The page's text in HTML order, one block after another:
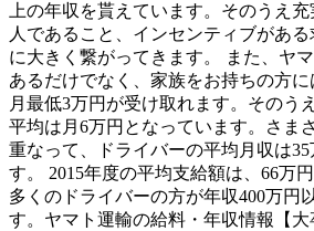
上の年収を貰えています。そのうえ
人であること、インセンティブがあ
に大きく繋がってきます。 また、ヤ
あるだけでなく、家族をお持ちの方
月最低3万円が受け取れます。そのう
平均は月6万円となっています。さま
重なって、ドライバーの平均月収は
す。 2015年度の平均支給額は、66万
多くのドライバーの方が年収400万円
す。ヤマト運輸の給料・年収情報【